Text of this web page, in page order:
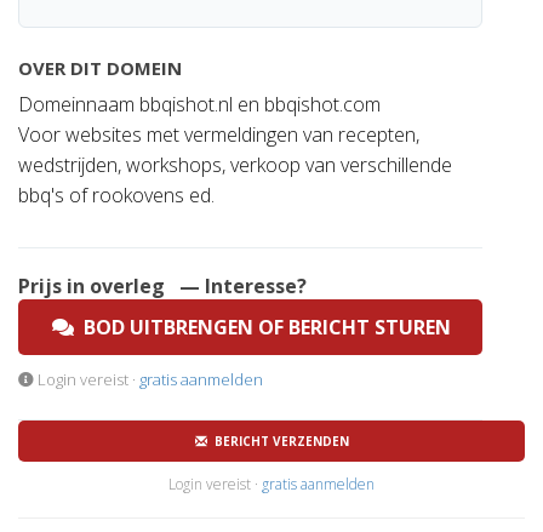
OVER DIT DOMEIN
Domeinnaam bbqishot.nl en bbqishot.com
Voor websites met vermeldingen van recepten,
wedstrijden, workshops, verkoop van verschillende
bbq's of rookovens ed.
Prijs in overleg
— Interesse?
BOD UITBRENGEN OF BERICHT STUREN
Login vereist · gratis aanmelden
BERICHT VERZENDEN
Login vereist · gratis aanmelden